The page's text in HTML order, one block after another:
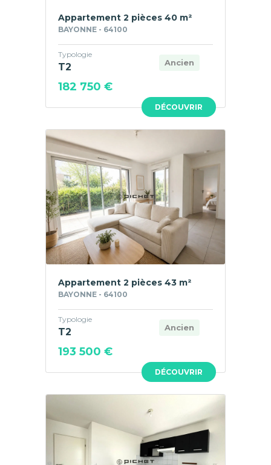
DÉCOUVRIR
Appartement 2 pièces 40 m²
BAYONNE - 64100
Ancien
Typologie
T2
182 750 €
DÉCOUVRIR
Appartement 2 pièces 43 m²
BAYONNE - 64100
Ancien
Typologie
T2
193 500 €